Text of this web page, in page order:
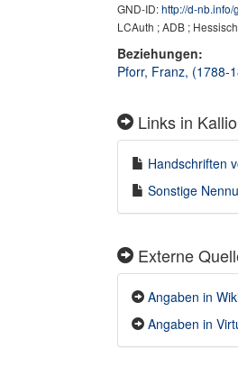
GND-ID:http://d-
LCAuth ; ADB ;
Beziehungen:
Pforr, Franz, (1788-
Links in
Handschriften
Sonstige
Externe
Angaben in
Angaben in